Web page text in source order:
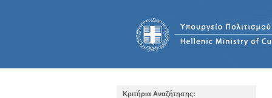
Κριτήρια Αναζήτησης: